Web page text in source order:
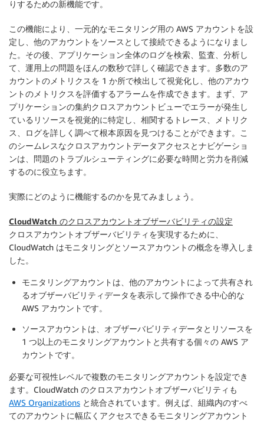
りするための新機能です。
この機能により、一元的なモニタリング用の AWS アカウントを設
定し、他のアカウントをソースとして接続できるようになりまし
た。その後、アプリケーション全体のログを検索、監査、分析し
て、運用上の問題をほんの数秒で詳しく確認できます。多数のア
カウントのメトリクスを 1 か所で検出して視覚化し、他のアカウ
ントのメトリクスを評価するアラームを作成できます。まず、ア
プリケーションの集約クロスアカウントビューでエラーが発生し
ているリソースを視覚的に特定し、相関するトレース、メトリク
ス、ログを詳しく調べて根本原因を見つけることができます。こ
のシームレスなクロスアカウントデータアクセスとナビゲーショ
ンは、問題のトラブルシューティングに必要な時間と労力を削減
するのに役立ちます。
実際にどのように機能するのかを見てみましょう。
CloudWatch のクロスアカウントオブザーバビリティの設定
クロスアカウントオブザーバビリティを実現するために、
CloudWatch はモニタリングとソースアカウントの概念を導入しま
した。
モニタリングアカウント は、他のアカウントによって共有され
るオブザーバビリティデータを表示して操作できる中心的な
AWS アカウントです。
ソースアカウント は、オブザーバビリティデータとリソースを
1 つ以上のモニタリングアカウントと共有する個々の AWS ア
カウントです。
必要な可視性レベルで複数のモニタリングアカウントを設定でき
ます。CloudWatch のクロスアカウントオブザーバビリティも
AWS Organizations と統合されています。例えば、組織内のすべ
てのアカウントに幅広くアクセスできるモニタリングアカウント